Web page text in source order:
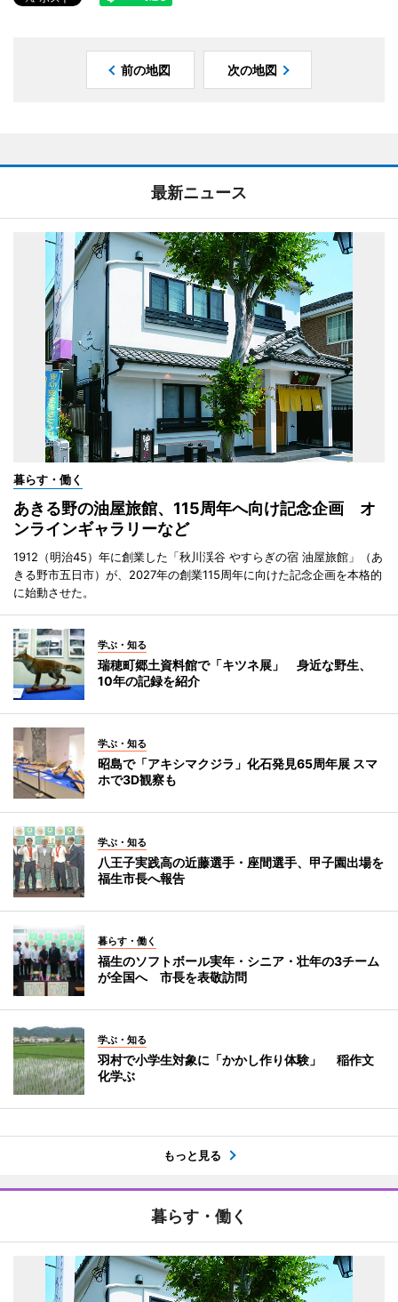
前の地図 次の地図
最新ニュース
暮らす・働く
あきる野の油屋旅館、115周年へ向け記念企画 オ
ンラインギャラリーなど
1912（明治45）年に創業した「秋川渓谷 やすらぎの宿 油屋旅館」（あ
きる野市五日市）が、2027年の創業115周年に向けた記念企画を本格的
に始動させた。
学ぶ・知る
瑞穂町郷土資料館で「キツネ展」 身近な野生、
10年の記録を紹介
学ぶ・知る
昭島で「アキシマクジラ」化石発見65周年展 スマ
ホで3D観察も
学ぶ・知る
八王子実践高の近藤選手・座間選手、甲子園出場を
福生市長へ報告
暮らす・働く
福生のソフトボール実年・シニア・壮年の3チーム
が全国へ 市長を表敬訪問
学ぶ・知る
羽村で小学生対象に「かかし作り体験」 稲作文
化学ぶ
もっと見る
暮らす・働く